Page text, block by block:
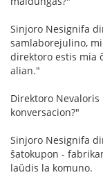
Sinjoro Nesignifa
samlaborejulino,
direktoro estis mia
alian."
Direktoro
konversacion?"
Sinjoro Nesignifa
ŝatokupon -
laŭdis la komuno.